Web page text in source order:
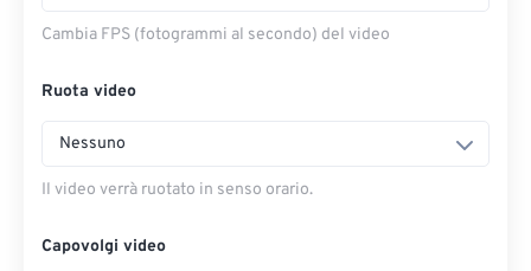
Cambia FPS (fotogrammi al secondo) del video
Ruota video
Nessuno
Il video verrà ruotato in senso orario.
Capovolgi video